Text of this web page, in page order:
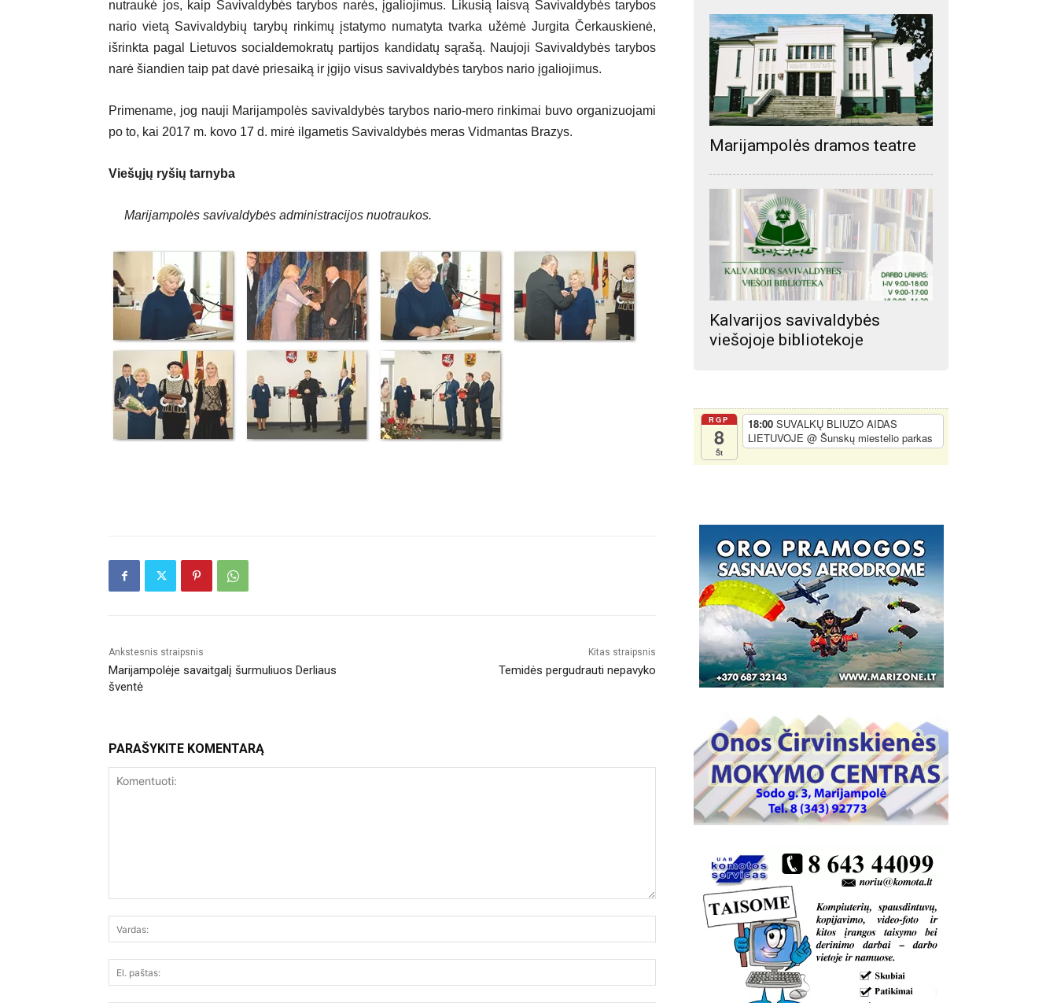
nutraukė jos, kaip Savivaldybės tarybos narės, įgaliojimus. Likusią laisvą Savivaldybės tarybos
nario vietą Savivaldybių tarybų rinkimų įstatymo numatyta tvarka užėmė Jurgita Čerkauskienė,
išrinkta pagal Lietuvos socialdemokratų partijos kandidatų sąrašą. Naujoji Savivaldybės tarybos
narė šiandien taip pat davė priesaiką ir įgijo visus savivaldybės tarybos nario įgaliojimus.
Primename, jog nauji Marijampolės savivaldybės tarybos nario-mero rinkimai buvo organizuojami
po to, kai 2017 m. kovo 17 d. mirė ilgametis Savivaldybės meras Vidmantas Brazys.
Viešųjų ryšių tarnyba
Marijampolės savivaldybės administracijos nuotraukos.
Ankstesnis straipsnis
Marijampolėje savaitgalį šurmuliuos Derliaus
šventė
Kitas straipsnis
Temidės pergudrauti nepavyko
PARAŠYKITE KOMENTARĄ
paštas:
Marijampolės dramos teatre
Kalvarijos savivaldybės
viešojoje bibliotekoje
RGP
8
Št
18:00 SUVALKŲ BLIUZO AIDAS
LIETUVOJE @ Šunskų miestelio parkas